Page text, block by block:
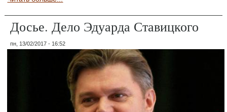
Досье. Дело Эдуарда Ставицкого
пн, 13/02/2017 - 16:52